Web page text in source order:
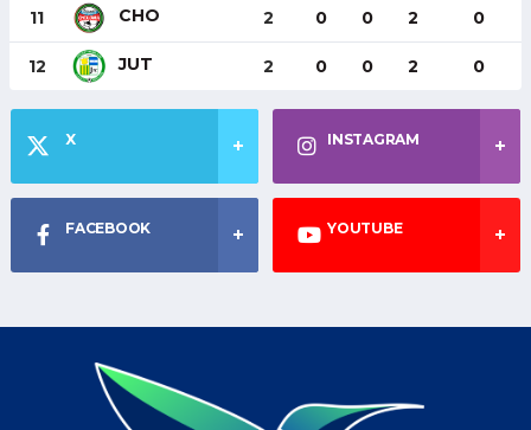
11 CHO 2 0 0 2 0
12 JUT 2 0 0 2 0
X INSTAGRAM
FACEBOOK YOUTUBE